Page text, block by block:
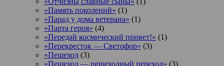
«Память поколений» (1)
«Парад у дома ветерана» (1)
«Парта героя» (4)
«Передай космический привет!» (1)
«Перекресток — Светофор» (3)
«Пешеход (3)
«Пешеход — пешеходный переход» (3)